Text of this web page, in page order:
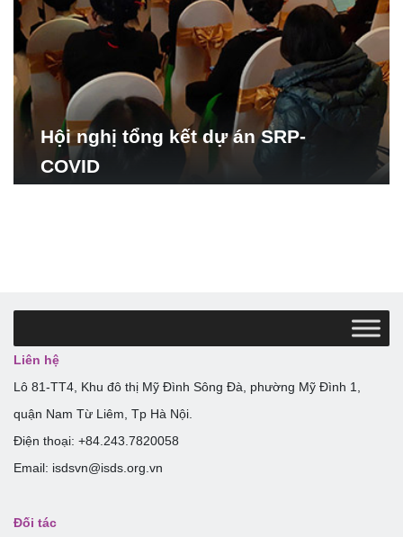
Hội nghị tổng kết dự án SRP-
COVID
Liên hệ
Lô 81-TT4, Khu đô thị Mỹ Đình Sông Đà, phường Mỹ Đình 1,
quận Nam Từ Liêm, Tp Hà Nội.
Điện thoại: +84.243.7820058
Email: isdsvn@isds.org.vn
Đối tác